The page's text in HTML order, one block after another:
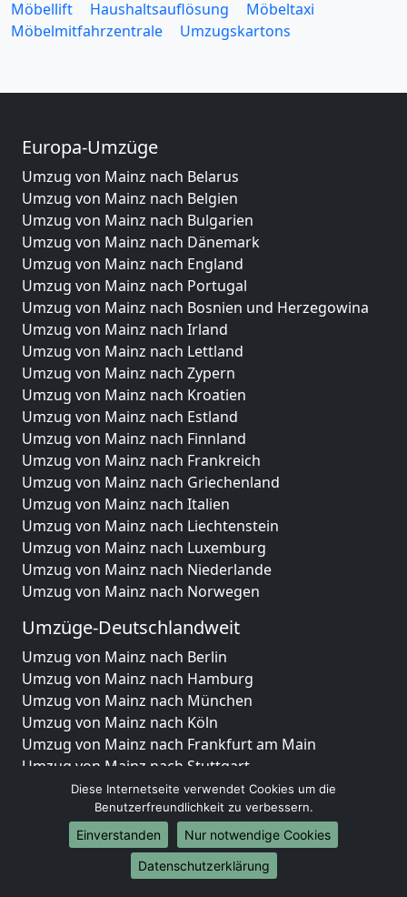
Möbellift
Haushaltsauflösung
Möbeltaxi
Möbelmitfahrzentrale
Umzugskartons
Europa-Umzüge
Umzug von Mainz nach Belarus
Umzug von Mainz nach Belgien
Umzug von Mainz nach Bulgarien
Umzug von Mainz nach Dänemark
Umzug von Mainz nach England
Umzug von Mainz nach Portugal
Umzug von Mainz nach Bosnien und Herzegowina
Umzug von Mainz nach Irland
Umzug von Mainz nach Lettland
Umzug von Mainz nach Zypern
Umzug von Mainz nach Kroatien
Umzug von Mainz nach Estland
Umzug von Mainz nach Finnland
Umzug von Mainz nach Frankreich
Umzug von Mainz nach Griechenland
Umzug von Mainz nach Italien
Umzug von Mainz nach Liechtenstein
Umzug von Mainz nach Luxemburg
Umzug von Mainz nach Niederlande
Umzug von Mainz nach Norwegen
Umzüge-Deutschlandweit
Umzug von Mainz nach Berlin
Umzug von Mainz nach Hamburg
Umzug von Mainz nach München
Umzug von Mainz nach Köln
Umzug von Mainz nach Frankfurt am Main
Umzug von Mainz nach Stuttgart
Umzug von Mainz nach Düsseldorf
Umzug von Mainz nach Leipzig
Umzug von Mainz nach Dortmund
Umzug von Mainz nach Essen
Umzug von Mainz nach Bremen
Diese Internetseite verwendet Cookies um die
Benutzerfreundlichkeit zu verbessern.
Einverstanden
Nur notwendige Cookies
Datenschutzerklärung